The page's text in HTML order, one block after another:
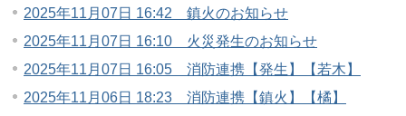
2025年11月07日 16:42 鎮火のお知らせ
2025年11月07日 16:10 火災発生のお知らせ
2025年11月07日 16:05 消防連携【発生】【若木】
2025年11月06日 18:23 消防連携【鎮火】【橘】